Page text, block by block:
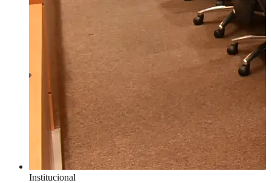
Institucional